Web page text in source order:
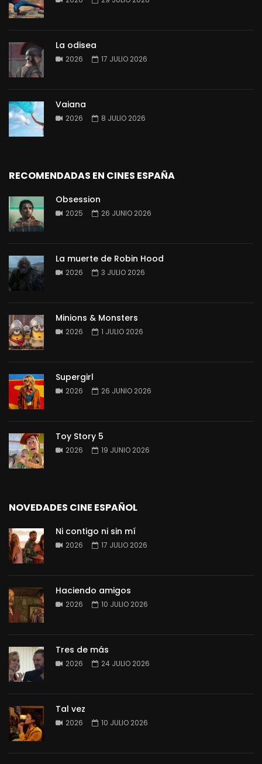
La odisea
2026 17 JULIO 2026
Vaiana
2026 8 JULIO 2026
RECOMENDADAS EN CINES ESPAÑA
Obsession
2025 26 JUNIO 2026
La muerte de Robin Hood
2026 3 JULIO 2026
Minions & Monsters
2026 1 JULIO 2026
Supergirl
2026 26 JUNIO 2026
Toy Story 5
2026 19 JUNIO 2026
NOVEDADES CINE ESPAÑOL
Ni contigo ni sin mí
2026 17 JULIO 2026
Haciendo amigos
2026 10 JULIO 2026
Tres de más
2026 24 JULIO 2026
Tal vez
2026 10 JULIO 2026